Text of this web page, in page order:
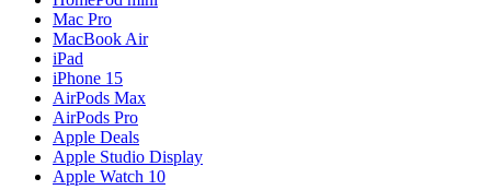
Mac Pro
MacBook Air
iPad
iPhone 15
AirPods Max
AirPods Pro
Apple Deals
Apple Studio Display
Apple Watch 10